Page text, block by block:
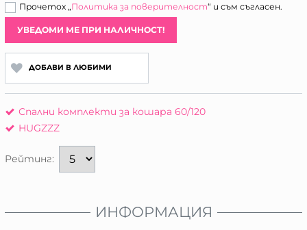
Прочетох „Политика за поверителност“ и съм съгласен.
УВЕДОМИ МЕ ПРИ НАЛИЧНОСТ!
ДОБАВИ В ЛЮБИМИ
Спални комплекти за кошара 60/120
HUGZZZ
Рейтинг:
ИНФОРМАЦИЯ